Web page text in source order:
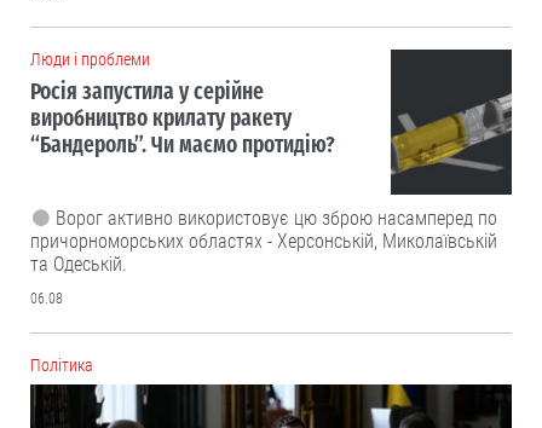
Люди і проблеми
Росія запустила у серійне
виробництво крилату ракету
“Бандероль”. Чи маємо протидію?
Ворог активно використовує цю зброю насамперед по
причорноморських областях - Херсонській, Миколаївській
та Одеській.
06.08
Політика